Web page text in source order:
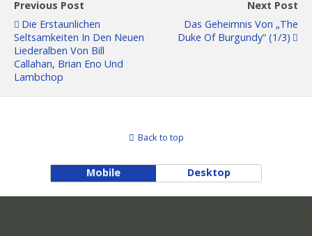
Previous Post
Die Erstaunlichen
Seltsamkeiten In Den Neuen
Liederalben Von Bill
Callahan, Brian Eno Und
Lambchop
Next Post
Das Geheimnis Von „The
Duke Of Burgundy“ (1/3)
Back to top
Mobile Desktop